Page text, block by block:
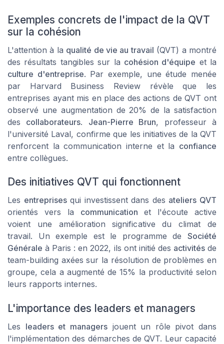
Exemples concrets de l'impact de la QVT
sur la cohésion
L'attention à la qualité de vie au travail (QVT) a montré
des résultats tangibles sur la cohésion d'équipe et la
culture d'entreprise. Par exemple, une étude menée
par Harvard Business Review révèle que les
entreprises ayant mis en place des actions de QVT ont
observé une augmentation de 20% de la satisfaction
des collaborateurs. Jean-Pierre Brun, professeur à
l'université Laval, confirme que les initiatives de la QVT
renforcent la communication interne et la confiance
entre collègues.
Des initiatives QVT qui fonctionnent
Les entreprisesqui investissent dans des ateliers QVT
orientés vers la communication et l'écoute active
voient une amélioration significative du climat de
travail. Un exemple est le programme de Société
Générale à Paris : en 2022, ils ont initié des activitésde
team-building axées sur la résolution de problèmes en
groupe, cela a augmenté de 15% la productivité selon
leurs rapports internes.
L'importance des leaders et managers
Les leaders et managersjouent un rôle pivot dans
l'implémentation des démarches de QVT. Leur capacité